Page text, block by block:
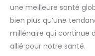
une meilleure santé
bien plus qu’une
millénaire qui continue
allié pour notre santé.